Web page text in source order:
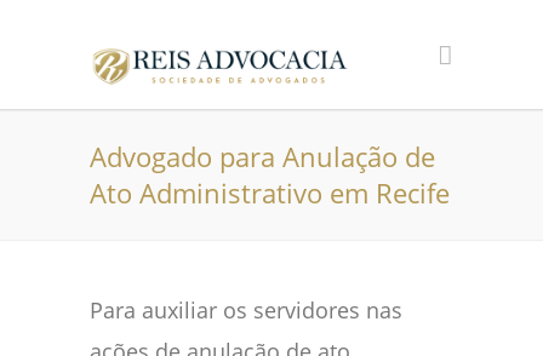
Advogado para Anulação de
Ato Administrativo em Recife
Para auxiliar os servidores nas